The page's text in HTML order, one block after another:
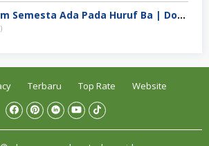
Pusat Alam Semesta Ada Pada Huruf Ba | Download Mp3 Ngaji Gus Baha
)
Terbaru Top Rate Website